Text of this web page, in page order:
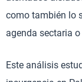
como también lo
agenda sectaria
Este análisis